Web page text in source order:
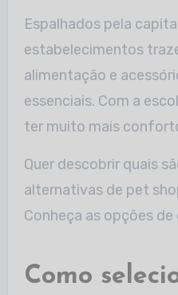
Espalhados pela
estabelecimentos
alimentação e
essenciais. Com a
ter muito mais
Quer descobrir quais
alternativas de pet
Conheça as opções
Como